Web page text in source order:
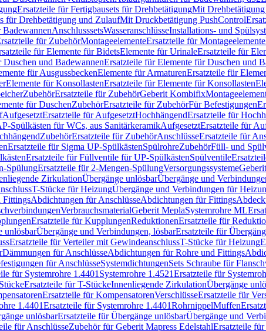
Ersatzteile für Fertigbausets für DrehbetätigungMit
für Drehbetätigung und ZulaufMit Druckbetätigung PushControl
AnschlusssetsWasseranschlüsseInstallations- und
für ZubehörMontageelementeErsatzteile für Montageelemente
für Elemente für BidetsElemente für UrinaleErsatzteile für
Duschen und BadewannenErsatzteile für Elemente für Duschen und
für AusgussbeckenElemente für ArmaturenErsatzteile für
Elemente für KonsollastenErsatzteile für Elemente für Konsollasten
ZubehörErsatzteile für ZubehörGeberit Kombifix
für DuschenZubehörErsatzteile für ZubehörFür Befestigungen
AufgesetztErsatzteile für AufgesetztHochhängendErsatzteile für
Spülkästen für WCs, aus SanitärkeramikAufgesetztErsatzteile für
ZubehörErsatzteile für ZubehörAnschlüsseErsatzteile für
Ersatzteile für Sigma UP-SpülkästenSpülrohreZubehörFüll- und
Ersatzteile für Füllventile für UP-SpülkästenSpülventile
SpülungErsatzteile für 2-Mengen-SpülungVersorgungssysteme
ZirkulationÜbergänge unlösbarÜbergänge und
T-Stücke für HeizungÜbergänge und Verbindungen für
FittingsAbdichtungen für AnschlüsseAbdichtungen für Fittings
VerbrauchsmaterialGeberit MeplaSystemrohre ML
Ersatzteile für KupplungenReduktionenErsatzteile für
unlösbarÜbergänge und Verbindungen, lösbarErsatzteile für
Ersatzteile für Verteiler mit GewindeanschlussT-Stücke für Heizung
Dämmungen für AnschlüsseAbdichtungen für Rohre und Fittings
für AnschlüsseSystemdichtungenSets Schraube für
für Systemrohre 1.4401 Systemrohre 1.4521Ersatzteile für
Ersatzteile für T-StückeInnenliegende ZirkulationÜbergänge
Ersatzteile für KompensatorenVerschlüsseErsatzteile für
1.4401Ersatzteile für Systemrohre 1.4401RohrnippelMuffen
unlösbarErsatzteile für Übergänge unlösbarÜbergänge und
für AnschlüsseZubehör für Geberit Mapress EdelstahlErsatzteile